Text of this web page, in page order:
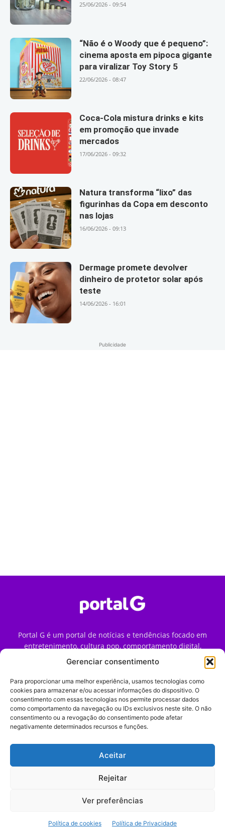
Gerenciar consentimento
Para proporcionar uma melhor experiência, usamos tecnologias como
cookies para armazenar e/ou acessar informações do dispositivo. O
consentimento com essas tecnologias nos permite processar dados
como comportamento da navegação ou IDs exclusivos neste site. O não
consentimento ou a revogação do consentimento pode afetar
negativamente determinados recursos e funções.
Aceitar
Rejeitar
Ver preferências
Política de cookies Política de Privacidade
25/06/2026 - 09:54
“Não é o Woody que é pequeno”:
cinema aposta em pipoca gigante
para viralizar Toy Story 5
22/06/2026 - 08:47
Coca-Cola mistura drinks e kits
em promoção que invade
mercados
17/06/2026 - 09:32
Natura transforma “lixo” das
figurinhas da Copa em desconto
nas lojas
16/06/2026 - 09:13
Dermage promete devolver
dinheiro de protetor solar após
teste
14/06/2026 - 16:01
Publicidade
Portal G é um portal de notícias e tendências focado em
entretenimento, cultura pop, comportamento digital,
streaming, games e iniciativas de marca que impactam a
forma como o público vive e consome internet no Brasil.
Contato:contato@portalg.com.br
Início Sobre
Termos de Uso
Política de Privacidade
Contato
tendências de consumo, marketing e comportamento digital.